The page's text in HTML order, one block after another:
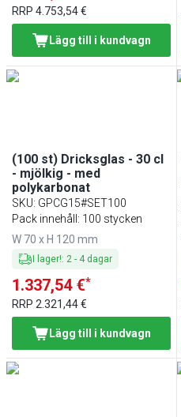
RRP 4.753,54 €
Lägg till i kundvagn
(100 st) Dricksglas - 30 cl
- mjölkig - med
polykarbonat
SKU: GPCG15#SET100
Pack innehåll: 100 stycken
W 70 x H 120 mm
I lager!: 2- 4 dagar
1.337,54 €*
RRP 2.321,44 €
Lägg till i kundvagn